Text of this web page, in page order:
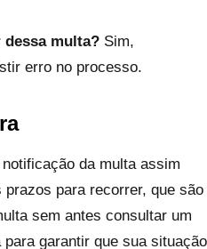
dessa multa? Sim,
erro no processo.
da multa assim
para recorrer, que são
sem antes consultar um
garantir que sua situação